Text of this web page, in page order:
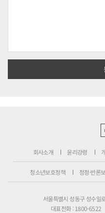
회사소개 윤리강령
청소년보호정책 정정·반론
서울특별시 성동구 성수일
대표전화 : 1800-6522